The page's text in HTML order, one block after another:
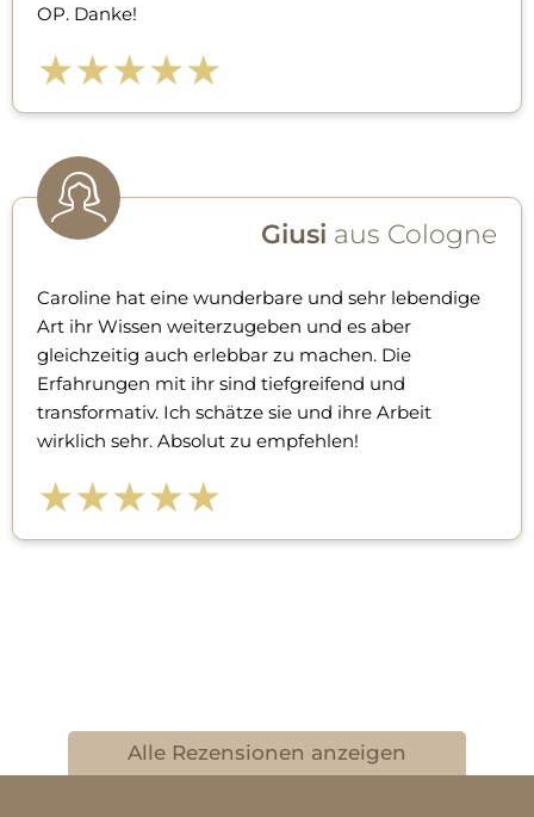
OP. Danke!
★★★★★
Giusi aus Cologne
Caroline hat eine wunderbare und sehr lebendige
Art ihr Wissen weiterzugeben und es aber
gleichzeitig auch erlebbar zu machen. Die
Erfahrungen mit ihr sind tiefgreifend und
transformativ. Ich schätze sie und ihre Arbeit
wirklich sehr. Absolut zu empfehlen!
★★★★★
Alle Rezensionen anzeigen